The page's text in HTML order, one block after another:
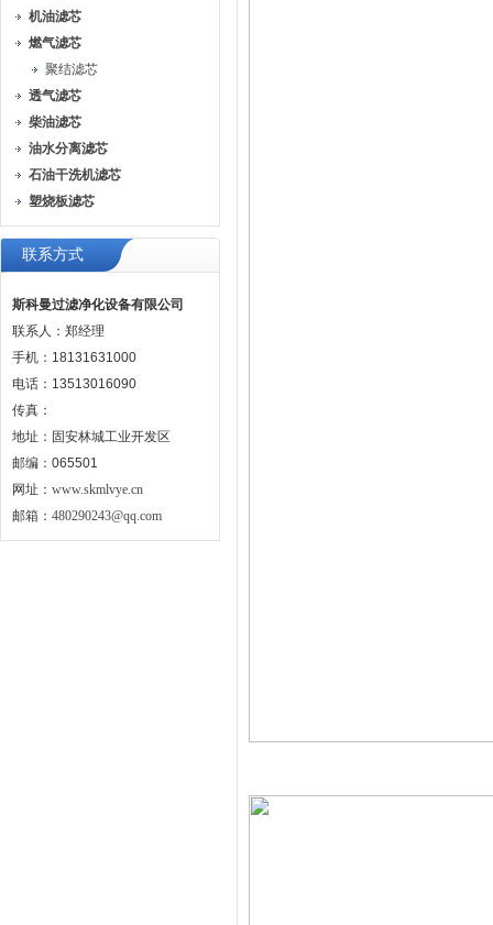
机油滤芯
燃气滤芯
聚结滤芯
透气滤芯
柴油滤芯
油水分离滤芯
石油干洗机滤芯
塑烧板滤芯
联系方式
斯科曼过滤净化设备有限公司
联系人：郑经理
手机：18131631000
电话：13513016090
传真：
地址：固安林城工业开发区
邮编：065501
网址： www.skmlvye.cn
邮箱： 480290243@qq.com